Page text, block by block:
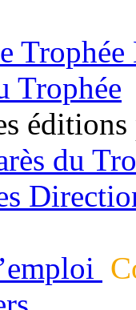
Trophée
éditions
du